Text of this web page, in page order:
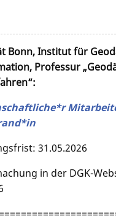
Bonn, Institut für
Professur
31.05.2026
in der DGK-